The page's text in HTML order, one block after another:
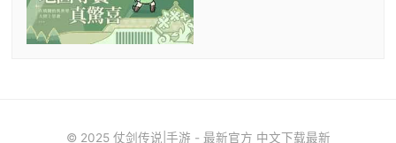
© 2025 仗剑传说|手游 - 最新官方 中文下载最新